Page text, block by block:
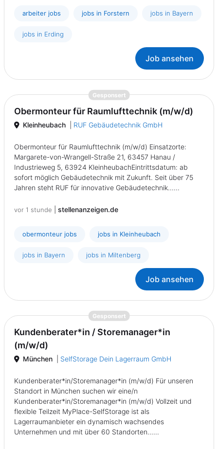
arbeiter jobs jobs in Forstern jobs in Bayern
jobs in Erding
Job ansehen
Gesponsert{prompt.job}
Obermonteur für Raumlufttechnik (m/w/d)
Kleinheubach RUF Gebäudetechnik GmbH
Obermonteur für Raumlufttechnik (m/w/d) Einsatzorte:
Margarete-von-Wrangell-Straße 21, 63457 Hanau /
Industrieweg 5, 63924 KleinheubachEintrittsdatum: ab
sofort möglich Gebäudetechnik mit Zukunft. Seit über 75
Jahren steht RUF für innovative Gebäudetechnik......
vor 1 stunde stellenanzeigen.de
obermonteur jobs jobs in Kleinheubach
jobs in Bayern jobs in Miltenberg
Job ansehen
Gesponsert{prompt.job}
Kundenberater*in / Storemanager*in
(m/w/d)
München SelfStorage Dein Lagerraum GmbH
Kundenberater*in/Storemanager*in (m/w/d) Für unseren
Standort in München suchen wir eine/n
Kundenberater*in/Storemanager*in (m/w/d) Vollzeit und
flexible Teilzeit MyPlace-SelfStorage ist als
Lagerraumanbieter ein dynamisch wachsendes
Unternehmen und mit über 60 Standorten......